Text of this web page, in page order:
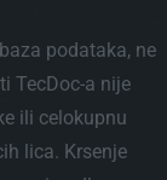
podataka, ne
TecDoc-a nije
ili celokupnu
lica. Krsenje